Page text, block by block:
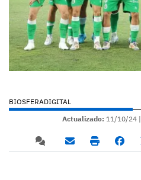
BIOSFERADIGITAL
Actualizado: 11/10/24 |